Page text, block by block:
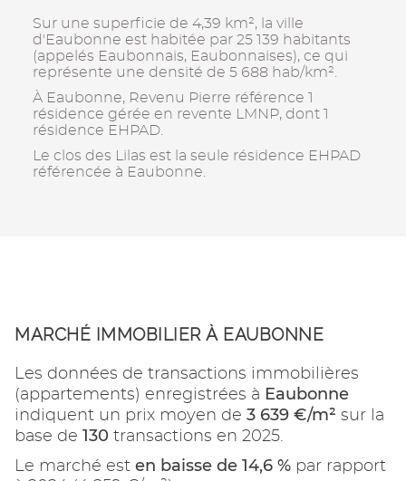
Sur une superficie de 4,39 km², la ville
d'Eaubonne est habitée par 25 139 habitants
(appelés Eaubonnais, Eaubonnaises), ce qui
représente une densité de 5 688 hab/km².
À Eaubonne, Revenu Pierre référence 1
résidence gérée en revente LMNP, dont 1
résidence EHPAD.
Le clos des Lilas est la seule résidence EHPAD
référencée à Eaubonne.
MARCHÉ IMMOBILIER À EAUBONNE
Les données de transactions immobilières
(appartements) enregistrées à Eaubonne
indiquent un prix moyen de 3 639 €/m² sur la
base de 130 transactions en 2025.
Le marché est en baisse de 14,6 % par rapport